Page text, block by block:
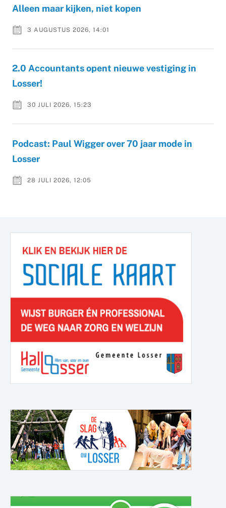
Alleen maar kijken, niet kopen
3 AUGUSTUS 2026, 14:01
2.0 Accountants opent nieuwe vestiging in
Losser!
30 JULI 2026, 15:23
Podcast: Paul Wigger over 70 jaar mode in
Losser
28 JULI 2026, 12:05